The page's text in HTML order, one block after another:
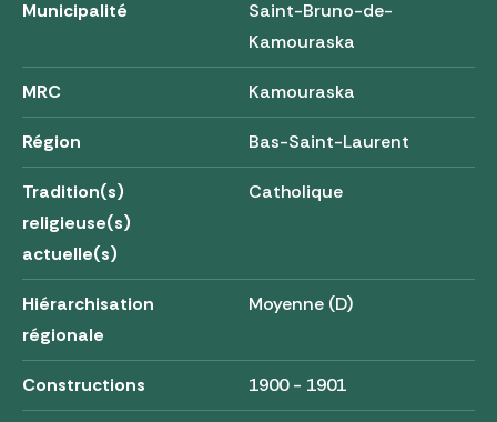
Municipalité
Saint-Bruno-de-
Kamouraska
MRC Kamouraska
Région Bas-Saint-Laurent
Tradition(s)
religieuse(s)
actuelle(s)
Catholique
Hiérarchisation
régionale
Moyenne (D)
Constructions 1900 - 1901